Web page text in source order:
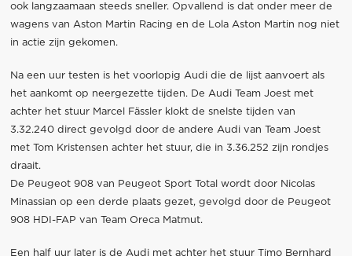
ook langzaamaan steeds sneller. Opvallend is dat onder meer de
wagens van Aston Martin Racing en de Lola Aston Martin nog niet
in actie zijn gekomen.
Na een uur testen is het voorlopig Audi die de lijst aanvoert als
het aankomt op neergezette tijden. De Audi Team Joest met
achter het stuur Marcel Fässler klokt de snelste tijden van
3.32.240 direct gevolgd door de andere Audi van Team Joest
met Tom Kristensen achter het stuur, die in 3.36.252 zijn rondjes
draait.
De Peugeot 908 van Peugeot Sport Total wordt door Nicolas
Minassian op een derde plaats gezet, gevolgd door de Peugeot
908 HDI-FAP van Team Oreca Matmut.
Een half uur later is de Audi met achter het stuur Timo Bernhard